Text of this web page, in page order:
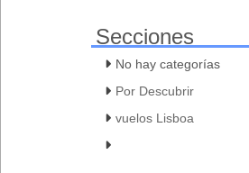
Secciones
No hay categorías
Por Descubrir
vuelos Lisboa